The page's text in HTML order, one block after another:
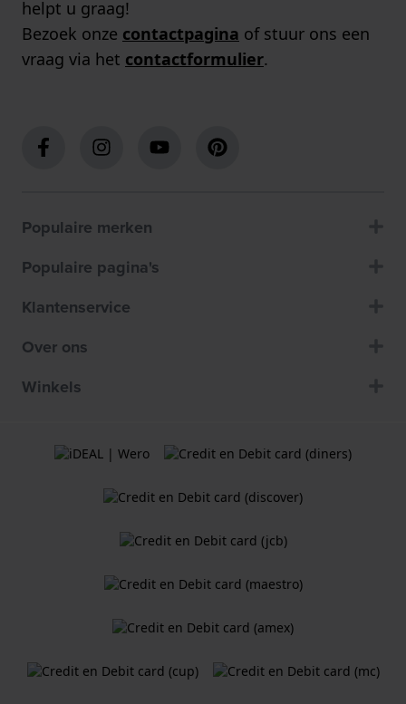
helpt u graag!
Bezoek onze contactpagina of stuur ons een
vraag via het contactformulier.
Populaire merken
Populaire pagina's
Klantenservice
Over ons
Winkels